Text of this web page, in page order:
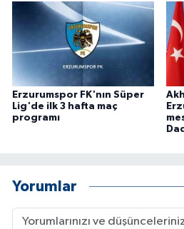
Erzurumspor FK'nın Süper
Lig'de ilk 3 hafta maç
programı
Yorumlar